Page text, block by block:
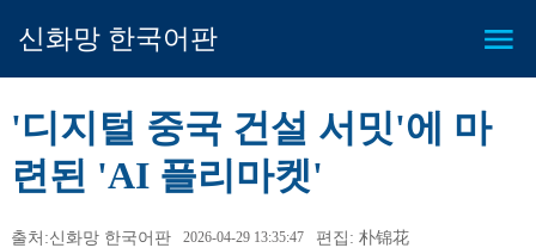
신화망 한국어판
'디지털 중국 건설 서밋'에 마
련된 'AI 플리마켓'
출처:신화망 한국어판 2026-04-29 13:35:47 편집: 朴锦花